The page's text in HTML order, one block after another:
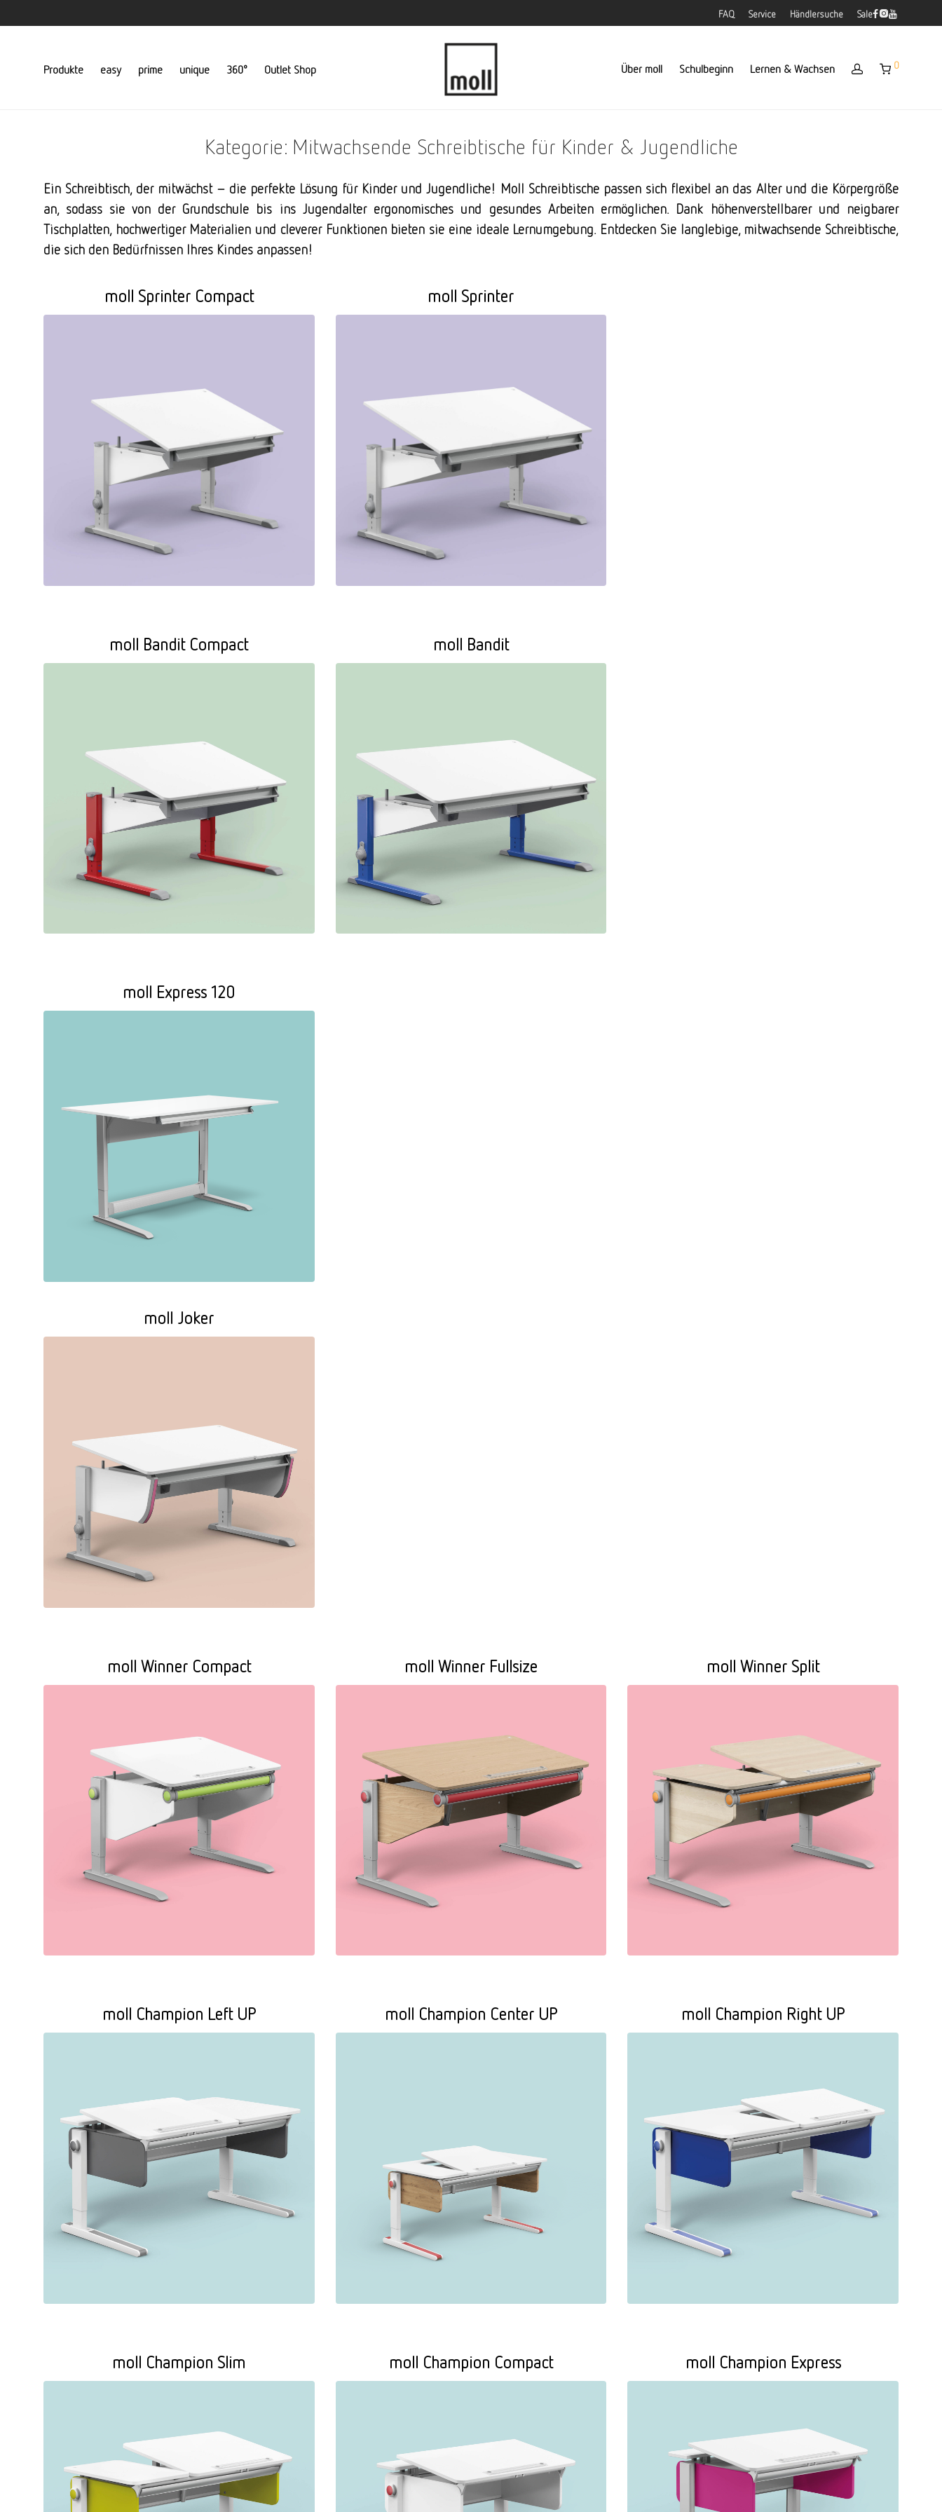
FAQ Service Händlersuche Sale
Produkte easy prime unique 360° Outlet Shop Über moll Schulbeginn Lernen & Wachsen 0
Kategorie: Mitwachsende Schreibtische für Kinder & Jugendliche
Ein Schreibtisch, der mitwächst – die perfekte Lösung für Kinder und Jugendliche! Moll Schreibtische passen sich flexibel an das Alter und die Körpergröße
an, sodass sie von der Grundschule bis ins Jugendalter ergonomisches und gesundes Arbeiten ermöglichen. Dank höhenverstellbarer und neigbarer
Tischplatten, hochwertiger Materialien und cleverer Funktionen bieten sie eine ideale Lernumgebung. Entdecken Sie langlebige, mitwachsende Schreibtische,
die sich den Bedürfnissen Ihres Kindes anpassen!
moll Sprinter Compact moll Sprinter
moll Bandit Compact moll Bandit
moll Express 120
moll Joker
moll Winner Compact moll Winner Fullsize moll Winner Split
moll Champion Left UP moll Champion Center UP moll Champion Right UP
moll Champion Slim moll Champion Compact moll Champion Express